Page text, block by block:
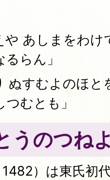
や あしまをわ
らん」
ぬすむよのほと
むとも」
うのつね
）は東氏初